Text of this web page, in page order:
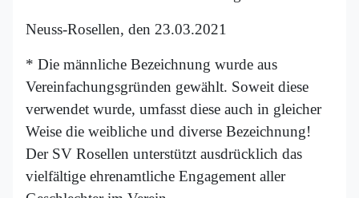
Neuss-Rosellen, den 23.03.2021
* Die männliche Bezeichnung wurde aus
Vereinfachungsgründen gewählt. Soweit diese
verwendet wurde, umfasst diese auch in gleicher
Weise die weibliche und diverse Bezeichnung!
Der SV Rosellen unterstützt ausdrücklich das
vielfältige ehrenamtliche Engagement aller